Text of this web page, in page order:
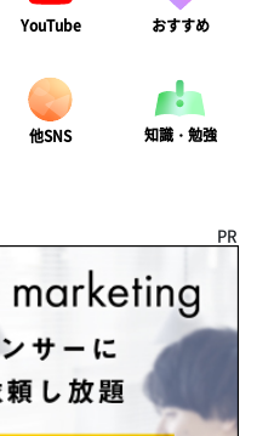
YouTube おすすめ
他SNS 知識・勉強
PR